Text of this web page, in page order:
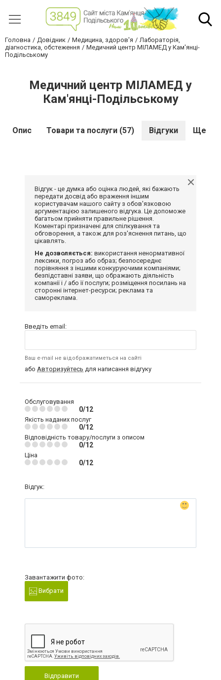
Головна Довідник Медицина, здоров'я
Лабораторія,
діагностика, обстеження
Медичний центр МІЛАМЕД у Кам'янці-
Подільському
Медичний центр МІЛАМЕД у
Кам'янці-Подільському
Опис Товари та послуги (57) Відгуки Ще
Відгук - це думка або оцінка людей, які бажають
передати досвід або враження іншим
користувачам нашого сайту з обов'язковою
аргументацією залишеного відгука. Це допоможе
багатьом прийняти правильне рішення.
Коментарі призначені для спілкування та
обговорення, а також для роз'яснення питань, що
цікавлять.
Не дозволяється: використання ненормативної
лексики, погроз або образ; безпосереднє
порівняння з іншими конкуруючими компаніями;
безпідставні заяви, що ображають діяльність
компанії і / або її послуги; розміщення посилань на
сторонні інтернет-ресурси; реклама та
самореклама.
Введіть email:
Ваш e-mail не відображатиметься на сайті
або Авторизуйтесь для написання відгуку
Обслуговування
0/12
Якість наданих послуг
0/12
Відповідність товару/послуги з описом
0/12
Ціна
0/12
Відгук:
Завантажити фото:
Вибрати
Відправити